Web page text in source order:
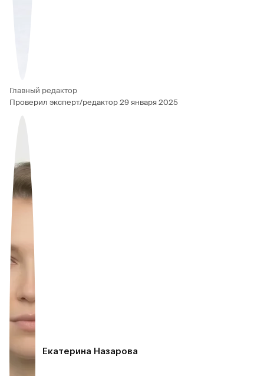
Главный редактор
Проверил эксперт/редактор29 января 2025
Екатерина Назарова